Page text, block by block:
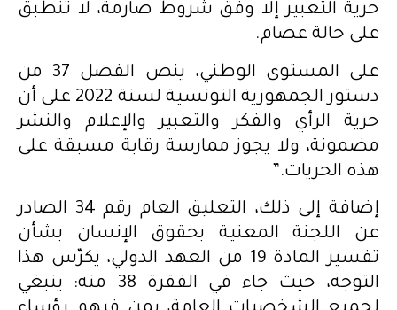
حرية التعبير إلا وفق شروط صارمة، لا تنطبق
على حالة عصام.
على المستوى الوطني، ينص الفصل 37 من
دستور الجمهورية التونسية لسنة 2022 على أن
حرية الرأي والفكر والتعبير والإعلام والنشر
مضمونة، ولا يجوز ممارسة رقابة مسبقة على
هذه الحريات.”
إضافة إلى ذلك، التعليق العام رقم 34 الصادر
عن اللجنة المعنية بحقوق الإنسان بشأن
تفسير المادة 19 من العهد الدولي، يكرّس هذا
التوجه، حيث جاء في الفقرة 38 منه: ينبغي